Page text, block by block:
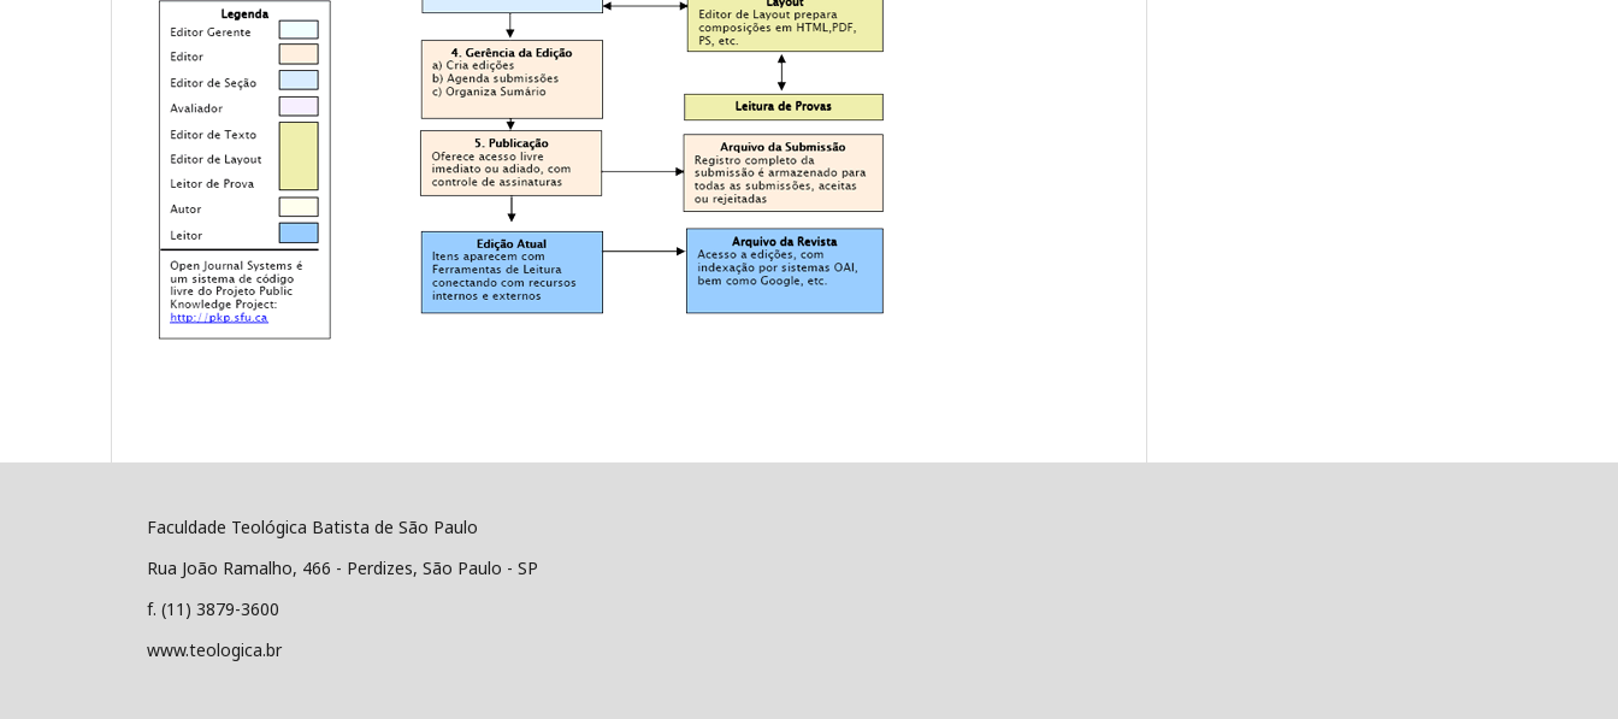
Faculdade Teológica Batista de São Paulo
Rua João Ramalho, 466 - Perdizes, São Paulo - SP
f. (11) 3879-3600
www.teologica.br